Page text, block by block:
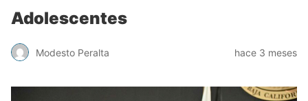
Adolescentes
Modesto Peralta hace 3 meses